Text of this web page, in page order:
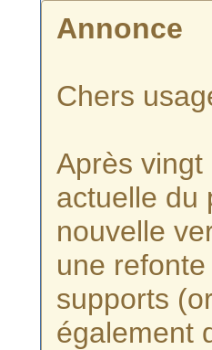
Annonce
Chers
Après
actuelle du
nouvelle
une
supports
également